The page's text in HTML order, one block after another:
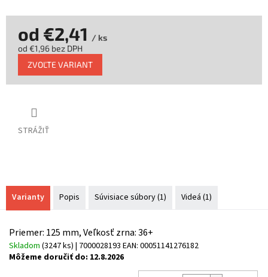
STRÁŽIŤ
od €2,41 / ks
od €1,96 bez DPH
Jednotková
cena:
ZVOĽTE VARIANT
Varianty Popis Súvisiace súbory (1) Videá (1)
Priemer: 125 mm, Veľkosť zrna: 36+
Skladom (3247 ks) | 7000028193 EAN: 00051141276182
Môžeme doručiť do: 12.8.2026